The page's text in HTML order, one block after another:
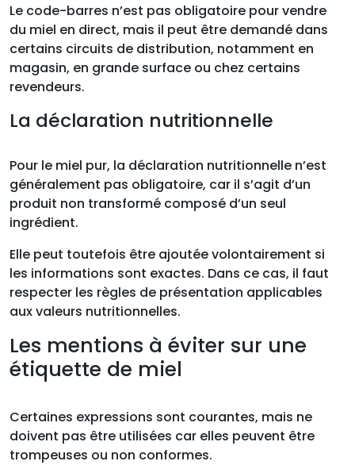
Le code-barres n’est pas obligatoire pour vendre
du miel en direct, mais il peut être demandé dans
certains circuits de distribution, notamment en
magasin, en grande surface ou chez certains
revendeurs.
La déclaration nutritionnelle
Pour le miel pur, la déclaration nutritionnelle n’est
généralement pas obligatoire, car il s’agit d’un
produit non transformé composé d’un seul
ingrédient.
Elle peut toutefois être ajoutée volontairement si
les informations sont exactes. Dans ce cas, il faut
respecter les règles de présentation applicables
aux valeurs nutritionnelles.
Les mentions à éviter sur une
étiquette de miel
Certaines expressions sont courantes, mais ne
doivent pas être utilisées car elles peuvent être
trompeuses ou non conformes.